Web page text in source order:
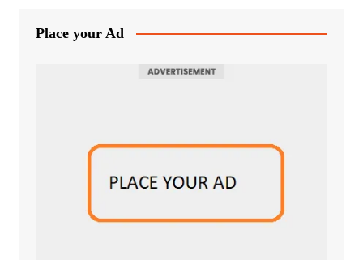
Place your Ad